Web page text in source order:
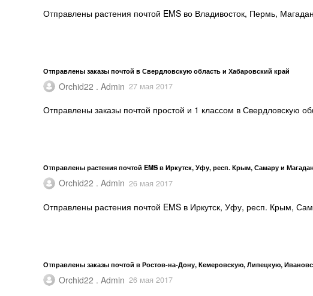
Отправлены растения почтой EMS во Владивосток, Пермь,
Отправлены заказы почтой в Свердловскую область и Хабаровский край
Orchid22 . Admin 27 мая 2017
Отправлены заказы почтой простой и 1 классом в Свердловскую
Отправлены растения почтой EMS в Иркутск, Уфу, респ. Крым, Самару и
Orchid22 . Admin 26 мая 2017
Отправлены растения почтой EMS в Иркутск, Уфу, респ. Крым,
Отправлены заказы почтой в Ростов-на-Дону, Кемеровскую, Липецкую,
Orchid22 . Admin 26 мая 2017